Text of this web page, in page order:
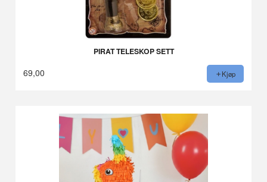
PIRAT TELESKOP SETT
69,00 Kjøp